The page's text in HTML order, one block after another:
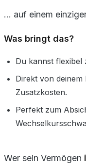
… auf einem
Was bringt das?
Du kannst flexibel
Direkt von
Zusatzkosten.
Perfekt zum
Wer sein Vermögen